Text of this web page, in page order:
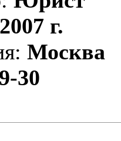
2007 г.
Москва
30